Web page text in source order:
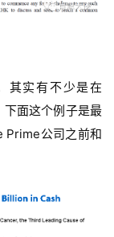
其实有不少是在
面这个例子是最
Prime公司之前和